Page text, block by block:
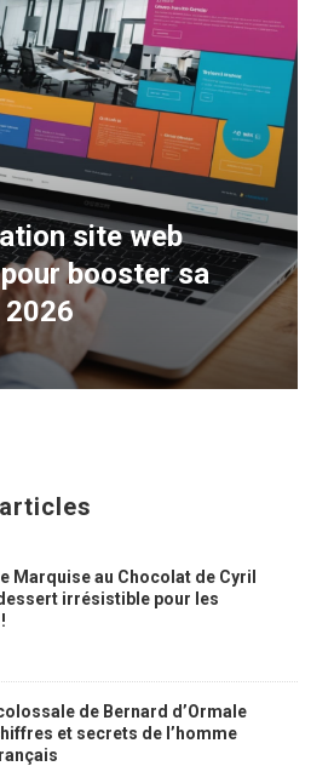
site web
booster sa
Marquise au Chocolat de Cyril
irrésistible pour les
de Bernard d’Ormale
et secrets de l’homme